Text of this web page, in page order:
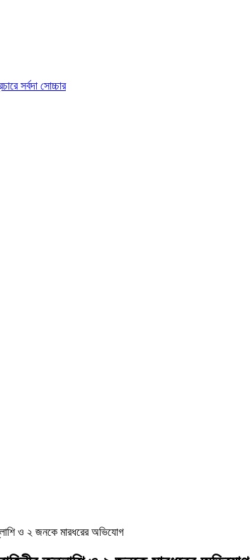
সর্বদা সোচ্চার
ও ২ জনকে মারধরের অভিযোগ